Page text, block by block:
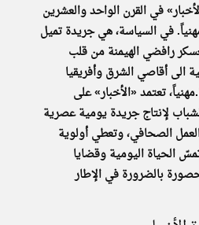
في القرن الواحد والعشرين
في السياسة، هي جريدة تميل
رافضي الهيمنة من قلب
الى أقاصي الشرق وأفريقيا
تعتمد «الأخبار» على
لإنتاج جريدة يومية عصرية
الصحافي، وتعطي أولوية
الحياة اليومية وقضايا
بالضرورة في الإطار